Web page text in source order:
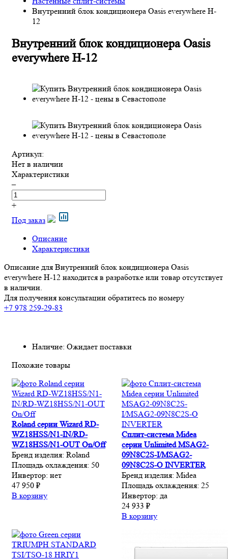
Внутренний блок кондиционера Oasis everywhere H-
12
Внутренний блок кондиционера Oasis
everywhere H-12
Артикул:
Нет в наличии
Характеристики
–
+
Под заказ
Описание
Характеристики
Описание для Внутренний блок кондиционера Oasis
everywhere H-12 находится в разработке или товар отсутствует
в наличии.
Для получения консультации обратитесь по номеру
+7 978 259-29-83
Наличие: Ожидает поставки
Похожие товары
Roland серии Wizard RD-
WZ18HSS/N1-IN/RD-
WZ18HSS/N1-OUT On/Off
Бренд изделия: Roland
Площадь охлаждения: 50
Инвертор: нет
47 950 ₽
В корзину
Сплит-система Midea
серии Unlimited MSAG2-
09N8C2S-I/MSAG2-
09N8C2S-O INVERTER
Бренд изделия: Midea
Площадь охлаждения: 25
Инвертор: да
24 933 ₽
В корзину